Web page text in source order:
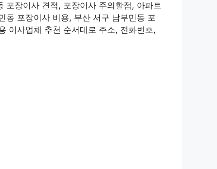
포장이사 견적, 포장이사 주의할점, 아파트
동 포장이사 비용, 부산 서구 남부민동 포
이사업체 추천 순서대로 주소, 전화번호,